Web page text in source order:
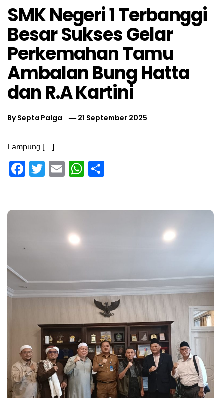
SMK Negeri 1 Terbanggi
Besar Sukses Gelar
Perkemahan Tamu
Ambalan Bung Hatta
dan R.A Kartini
BySepta Palga 21 September 2025
Lampung […]
Facebook
Twitter
EmailWhatsApp